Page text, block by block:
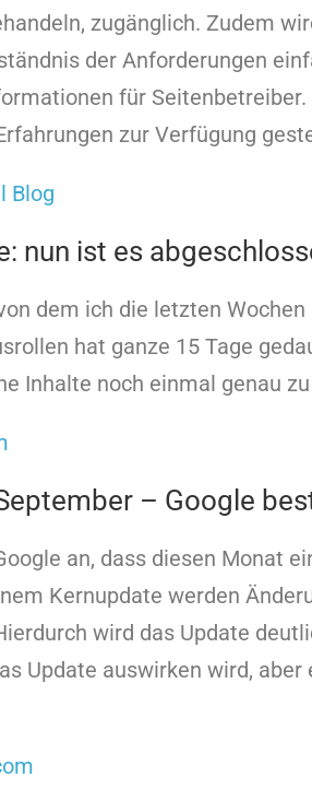
zugänglich. Zudem
der Anforderungen
für
zur Verfügung
Blog
nun ist es
dem ich die letzten
hat ganze 15 Tage
Inhalte noch einmal genau
– Google
an, dass diesen Monat
Kernupdate werden
wird das Update
Update auswirken wird, aber